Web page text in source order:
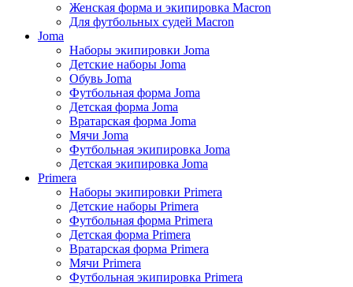
Женская форма и экипировка Macron
Для футбольных судей Macron
Joma
Наборы экипировки Joma
Детские наборы Joma
Обувь Joma
Футбольная форма Joma
Детская форма Joma
Вратарская форма Joma
Мячи Joma
Футбольная экипировка Joma
Детская экипировка Joma
Primera
Наборы экипировки Primera
Детские наборы Primera
Футбольная форма Primera
Детская форма Primera
Вратарская форма Primera
Мячи Primera
Футбольная экипировка Primera